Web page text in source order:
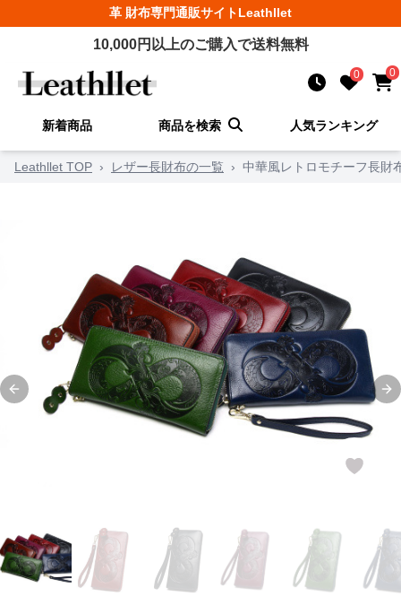
革 財布専門通販サイトLeathllet
10,000円以上のご購入で送料無料
0 0
新着商品 商品を検索 人気ランキング
Leathllet TOP › レザー長財布の一覧 › 中華風レトロモチーフ長財
Previous slide